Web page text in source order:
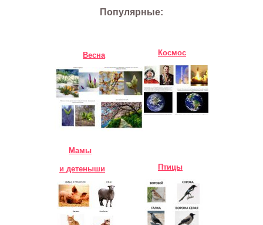
Популярные:
Весна Космос
Мамы
и детеныши Птицы